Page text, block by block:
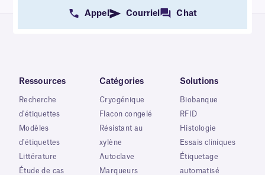
Appel Courriel Chat
Ressources
Recherche
d'étiquettes
Modèles
d'étiquettes
Littérature
Étude de cas
Catégories
Cryogénique
Flacon congelé
Résistant au
xylène
Autoclave
Marqueurs
Solutions
Biobanque
RFID
Histologie
Essais cliniques
Étiquetage
automatisé